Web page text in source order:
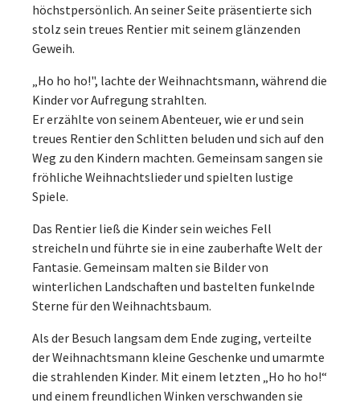
höchstpersönlich. An seiner Seite präsentierte sich
stolz sein treues Rentier mit seinem glänzenden
Geweih.
„Ho ho ho!", lachte der Weihnachtsmann, während die
Kinder vor Aufregung strahlten.
Er erzählte von seinem Abenteuer, wie er und sein
treues Rentier den Schlitten beluden und sich auf den
Weg zu den Kindern machten. Gemeinsam sangen sie
fröhliche Weihnachtslieder und spielten lustige
Spiele.
Das Rentier ließ die Kinder sein weiches Fell
streicheln und führte sie in eine zauberhafte Welt der
Fantasie. Gemeinsam malten sie Bilder von
winterlichen Landschaften und bastelten funkelnde
Sterne für den Weihnachtsbaum.
Als der Besuch langsam dem Ende zuging, verteilte
der Weihnachtsmann kleine Geschenke und umarmte
die strahlenden Kinder. Mit einem letzten „Ho ho ho!“
und einem freundlichen Winken verschwanden sie